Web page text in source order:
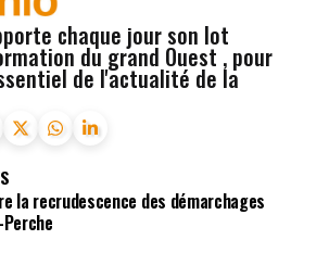
chaque jour son lot
du grand Ouest , pour
de l'actualité de la
la recrudescence des démarchages